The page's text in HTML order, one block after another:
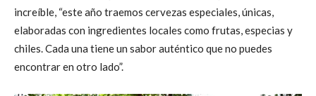
increíble, “este año traemos cervezas especiales, únicas,
elaboradas con ingredientes locales como frutas, especias y
chiles. Cada una tiene un sabor auténtico que no puedes
encontrar en otro lado”.